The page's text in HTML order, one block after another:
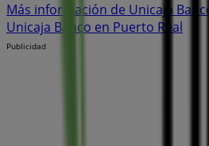
Más información de Unicaja Banco
Unicaja Banco en Puerto Real
Publicidad